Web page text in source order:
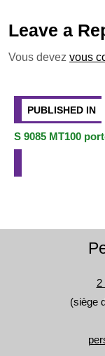
o
o
g
er
n
k
c
e
o
o
k
ss
e
g
er
p
y
n
k
Leave a
Vous devez vous
l’article
PUBLISHED IN
S 9085 MT100
2
(siège